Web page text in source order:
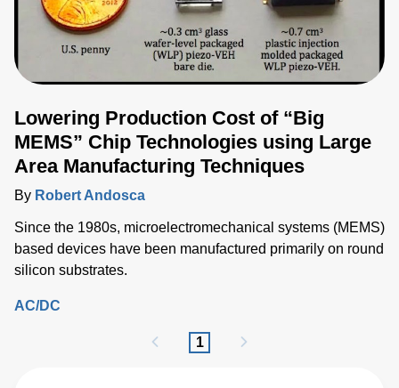
Lowering Production Cost of “Big
MEMS” Chip Technologies using Large
Area Manufacturing Techniques
By Robert Andosca
Since the 1980s, microelectromechanical systems (MEMS)
based devices have been manufactured primarily on round
silicon substrates.
AC/DC
1